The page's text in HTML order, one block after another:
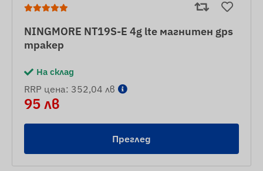
NINGMORE NT19S-E 4g lte магнитен gps
тракер
На склад
RRP цена: 352,04 лв
95 лв
Преглед